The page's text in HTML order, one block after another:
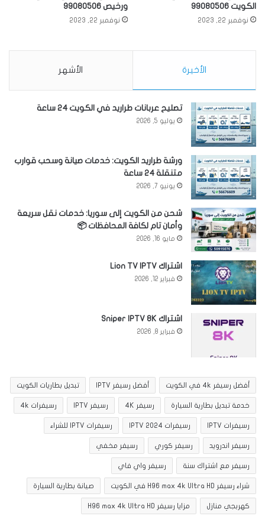
الكويت 99080506
نوفمبر 22, 2023
ورخيص 99080506
نوفمبر 22, 2023
الأخيرة الأشهر
تصليح عربانات طراريد في الكويت 24 ساعة
يوليو 5, 2026
ورشة طراريد الكويت: خدمات صيانة وسحب قوارب
متنقلة 24 ساعة
يونيو 7, 2026
شحن من الكويت إلى سوريا: خدمات نقل سريعة
وأمان تام لكافة المحافظات 📦
مايو 16, 2026
اشتراك Lion TV IPTV
فبراير 12, 2026
اشتراك Sniper IPTV 8K
فبراير 8, 2026
أفضل رسيفر 4k في الكويت أفضل رسيفر IPTV تبديل بطاريات الكويت
خدمة تبديل بطارية السيارة رسيفر 4K رسيفر IPTV رسيفرات 4k
رسيفرات IPTV رسيفرات IPTV 2024 رسيفرات IPTV للشراء
رسيفر اندرويد رسيفر كوري رسيفر مخفي
رسيفر مع اشتراك سنة رسيفر واي فاي
شراء رسيفر H96 max 4k Ultra HD في الكويت صيانة بطارية السيارة
كهربجي منازل مزايا رسيفر H96 max 4k Ultra HD